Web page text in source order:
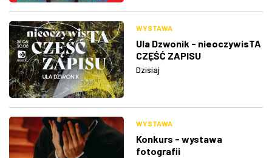
WYSTAWA
Ula Dzwonik - nieoczywisTA
CZĘŚĆ ZAPISU
Dzisiaj
WYSTAWA
Konkurs - wystawa
fotografii